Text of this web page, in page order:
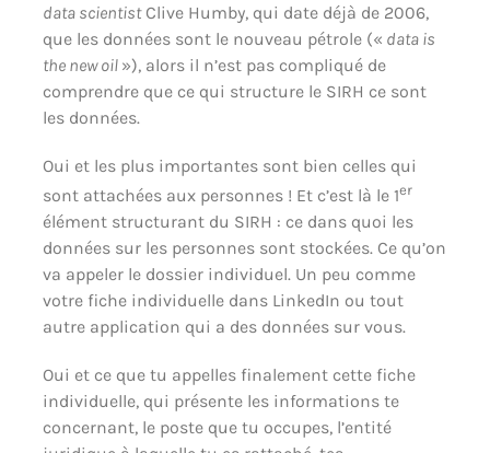
data scientistClive Humby, qui date déjà de 2006,
que les données sont le nouveau pétrole (« data is
the new oil »), alors il n’est pas compliqué de
comprendre que ce qui structure le SIRH ce sont
les données.
Oui et les plus importantes sont bien celles qui
sont attachées aux personnes ! Et c’est là le 1er
élément structurant du SIRH : ce dans quoi les
données sur les personnes sont stockées. Ce qu’on
va appeler le dossier individuel. Un peu comme
votre fiche individuelle dans LinkedIn ou tout
autre application qui a des données sur vous.
Oui et ce que tu appelles finalement cette fiche
individuelle, qui présente les informations te
concernant, le poste que tu occupes, l’entité